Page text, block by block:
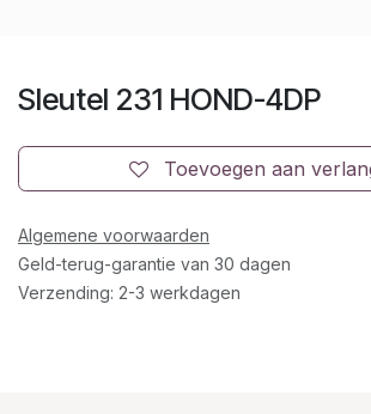
Sleutel 231 HOND-4DP
Toevoegen aan
Algemene voorwaarden
Geld-terug-garantie van 30 dagen
Verzending: 2-3 werkdagen